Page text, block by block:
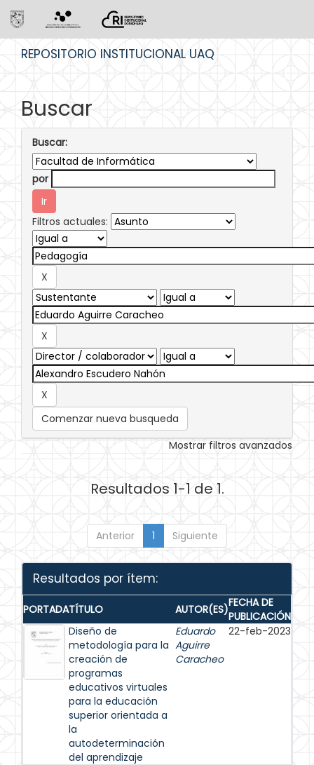
REPOSITORIO INSTITUCIONAL UAQ
Buscar
Buscar:
por
Filtros actuales:
Comenzar nueva busqueda
Mostrar filtros avanzados
Resultados 1-1 de 1.
Anterior 1 Siguiente
Resultados por ítem:
PORTADATÍTULO AUTOR(ES)FECHA DE
PUBLICACIÓN
Diseño de
metodología para la
creación de
programas
educativos virtuales
para la educación
superior orientada a
la
autodeterminación
del aprendizaje
Eduardo
Aguirre
Caracheo
22-feb-2023